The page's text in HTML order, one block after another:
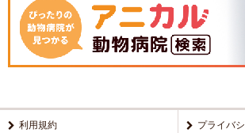
利用規約 プライバ